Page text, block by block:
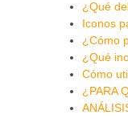
¿Qué
Iconos
¿Cómo
¿Qué
Cómo
¿PARA